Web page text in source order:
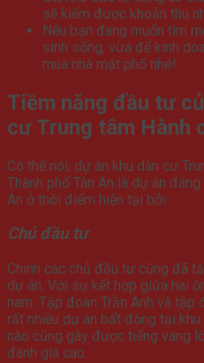
sẽ kiếm được khoản thu
Nếu bạn đang muốn tìm
sinh sống, vừa để kinh
mua nhà mặt phố nhé!
Tiềm năng đầu tư
cư Trung tâm Hành
Có thể nói, dự án khu dân cư
Thành phố Tân An là dự án
An ở thời điểm hiện tại bởi:
Chủ đầu tư
Chính các chủ đầu tư cũng đã
dự án. Với sự kết hợp giữa hai
nam: Tập đoàn Trần Anh và
rất nhiều dự án bất động tại
nào cũng gây được tiếng vang
đánh giá cao.